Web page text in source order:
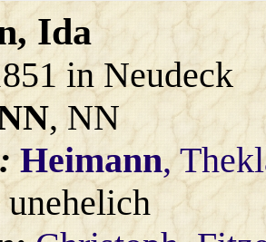
, Ida
in Neudeck
, NN
Heimann,
unehelich